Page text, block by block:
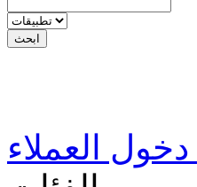
العملاء